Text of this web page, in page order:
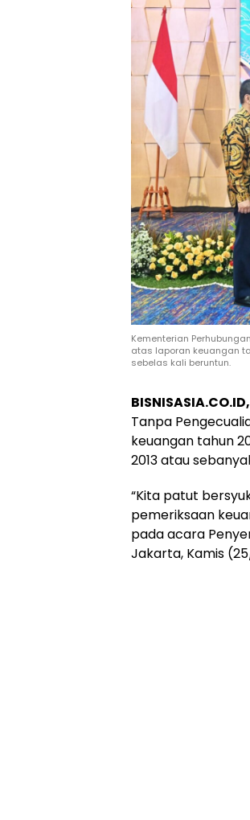
Kementerian
atas laporan keuangan
sebelas kali beruntun.
Tanpa
keuangan tahun
2013 atau
“Kita patut
pemeriksaan
pada acara
Jakarta, Kamis